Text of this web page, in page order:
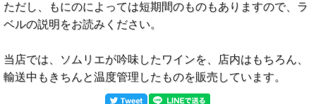
ただし、もにのによっては短期間のものもありますので、ラ
ベルの説明をお読みください。
当店では、ソムリエが吟味したワインを、店内はもちろん、
輸送中もきちんと温度管理したものを販売しています。